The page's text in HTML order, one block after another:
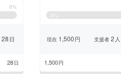
0%
28日
28日
0
現在1,500円 支援者 2 人
1,500円